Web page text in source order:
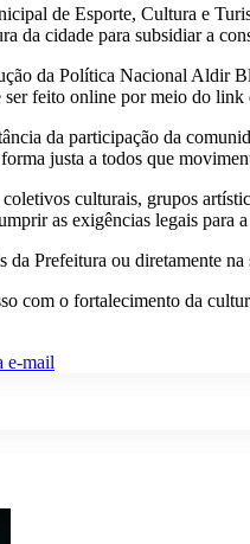
de Esporte, Cultura e
da cidade para subsidiar a
da Política Nacional
feito online por meio do
da participação da
justa a todos que
culturais, grupos
as exigências legais para
da Prefeitura ou diretamente
com o fortalecimento da
e-mail